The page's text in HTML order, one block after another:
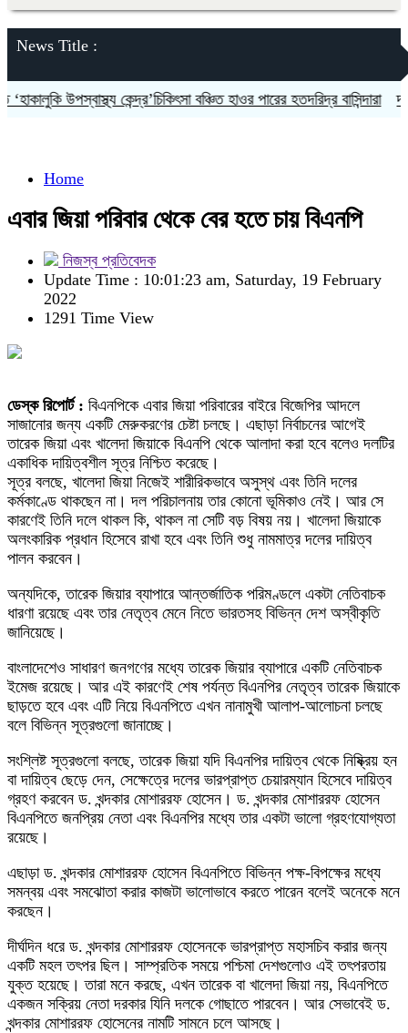
News Title :
উপস্বাস্থ্য কেন্দ্র’চিকিৎসা বঞ্চিত হাওর পারের হতদরিদ্র বাসিন্দারা দলকে
Home
এবার জিয়া পরিবার থেকে বের হতে চায় বিএনপি
নিজস্ব প্রতিবেদক
Update Time : 10:01:23 am, Saturday, 19 February
2022
1291 Time View
ডেস্ক রিপোর্ট : বিএনপিকে এবার জিয়া পরিবারের বাইরে বিজেপির আদলে
সাজানোর জন্য একটি মেরুকরণের চেষ্টা চলছে। এছাড়া নির্বাচনের আগেই
তারেক জিয়া এবং খালেদা জিয়াকে বিএনপি থেকে আলাদা করা হবে বলেও দলটির
একাধিক দায়িত্বশীল সূত্র নিশ্চিত করেছে।
সূত্র বলছে, খালেদা জিয়া নিজেই শারীরিকভাবে অসুস্থ এবং তিনি দলের
কর্মকাণ্ডে থাকছেন না। দল পরিচালনায় তার কোনো ভূমিকাও নেই। আর সে
কারণেই তিনি দলে থাকল কি, থাকল না সেটি বড় বিষয় নয়। খালেদা জিয়াকে
অলংকারিক প্রধান হিসেবে রাখা হবে এবং তিনি শুধু নামমাত্র দলের দায়িত্ব
পালন করবেন।
অন্যদিকে, তারেক জিয়ার ব্যাপারে আন্তর্জাতিক পরিমণ্ডলে একটা নেতিবাচক
ধারণা রয়েছে এবং তার নেতৃত্ব মেনে নিতে ভারতসহ বিভিন্ন দেশ অস্বীকৃতি
জানিয়েছে।
বাংলাদেশেও সাধারণ জনগণের মধ্যে তারেক জিয়ার ব্যাপারে একটি নেতিবাচক
ইমেজ রয়েছে। আর এই কারণেই শেষ পর্যন্ত বিএনপির নেতৃত্ব তারেক জিয়াকে
ছাড়তে হবে এবং এটি নিয়ে বিএনপিতে এখন নানামুখী আলাপ-আলোচনা চলছে
বলে বিভিন্ন সূত্রগুলো জানাচ্ছে।
সংশ্লিষ্ট সূত্রগুলো বলছে, তারেক জিয়া যদি বিএনপির দায়িত্ব থেকে নিষ্ক্রিয় হন
বা দায়িত্ব ছেড়ে দেন, সেক্ষেত্রে দলের ভারপ্রাপ্ত চেয়ারম্যান হিসেবে দায়িত্ব
গ্রহণ করবেন ড. খন্দকার মোশাররফ হোসেন। ড. খন্দকার মোশাররফ হোসেন
বিএনপিতে জনপ্রিয় নেতা এবং বিএনপির মধ্যে তার একটা ভালো গ্রহণযোগ্যতা
রয়েছে।
এছাড়া ড. খন্দকার মোশাররফ হোসেন বিএনপিতে বিভিন্ন পক্ষ-বিপক্ষের মধ্যে
সমন্বয় এবং সমঝোতা করার কাজটা ভালোভাবে করতে পারেন বলেই অনেকে মনে
করছেন।
দীর্ঘদিন ধরে ড. খন্দকার মোশাররফ হোসেনকে ভারপ্রাপ্ত মহাসচিব করার জন্য
একটি মহল তৎপর ছিল। সাম্প্রতিক সময়ে পশ্চিমা দেশগুলোও এই তৎপরতায়
যুক্ত হয়েছে। তারা মনে করছে, এখন তারেক বা খালেদা জিয়া নয়, বিএনপিতে
একজন সক্রিয় নেতা দরকার যিনি দলকে গোছাতে পারবেন। আর সেভাবেই ড.
খন্দকার মোশাররফ হোসেনের নামটি সামনে চলে আসছে।